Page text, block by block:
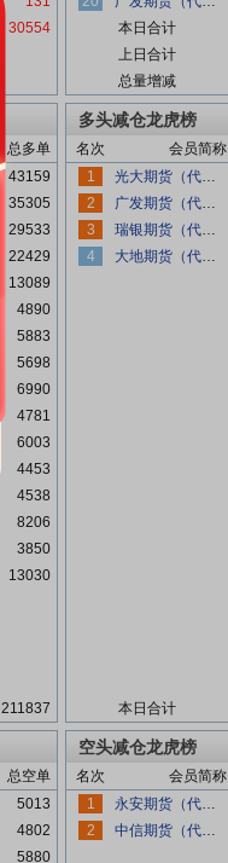
30554
本日合计
上日合计
总量增减
总多单
43159
35305
29533
22429
13089
4890
5883
5698
6990
4781
6003
4453
4538
8206
3850
13030
211837
多头减仓龙虎榜
名次 会员简称
1
光大期货（代客）
2
广发期货（代客）
3
瑞银期货（代客）
4
大地期货（代客）
本日合计
总空单
5013
4802
5880
空头减仓龙虎榜
名次 会员简称
1
永安期货（代客）
2
中信期货（代客）